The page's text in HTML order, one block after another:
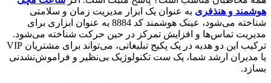
هوشمند و هنذفری به عنوان یک ابزار مدیریت زمان و سلامتی
شناخته می‌شود، عینک هوشمند کد 8884 به عنوان ابزاری برای
مدیریت تماس‌ها و افزایش تمرکز در حین حرکت شناخته می‌شود.
ترکیب این دو هدیه در یک پکیج تبلیغاتی، می‌تواند برای مشتریان VIP
یا مدیران ارشد شما، یک ست تکنولوژیک بی‌نظیر و فراموش‌نشدنی
بسازد.